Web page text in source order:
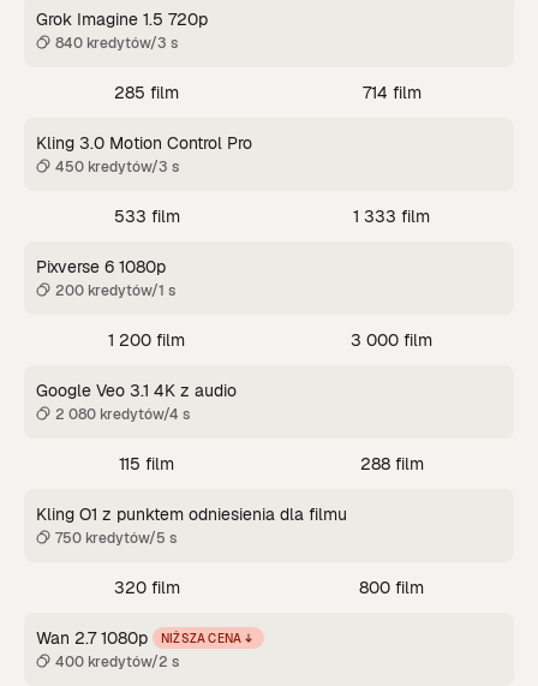
Grok Imagine 1.5 720p
840 kredytów/3 s
285 film 714 film
Kling 3.0 Motion Control Pro
450 kredytów/3 s
533 film 1 333 film
Pixverse 6 1080p
200 kredytów/1 s
1 200 film 3 000 film
Google Veo 3.1 4K z audio
2 080 kredytów/4 s
115 film 288 film
Kling O1 z punktem odniesienia dla filmu
750 kredytów/5 s
320 film 800 film
Wan 2.7 1080p NIŻSZA CENA
400 kredytów/2 s